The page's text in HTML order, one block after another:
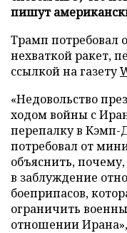
пишут
Трамп потребовал
нехваткой ракет,
ссылкой на газету
«Недовольство
ходом войны с
перепалку в Кэмп-
потребовал от
объяснить,
в заблуждение
боеприпасов,
ограничить
отношении